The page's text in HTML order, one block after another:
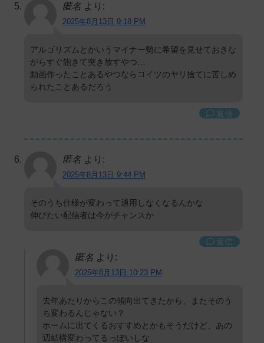
匿名 より:
2025年8月13日 9:18 PM
アルゴリズムとかいうマイナー勢に希望を見せておきな
がらすぐ飽きて突き放すやつ…
動画作ったことあるやつならコイツのヤリ捨てに苦しめ
られたことあるだろう
返信
匿名 より:
2025年8月13日 9:44 PM
そのうち仕様が変わって通用しなくなるんかな
伸びたい配信者は今がチャンスか
返信
匿名 より:
2025年8月13日 10:23 PM
去年あたりからこの傾向出てきたから、またそのう
ち変わるんじゃない？
ホームに出てくるおすすめとかもそうだけど、あの
辺結構変わってるっぽいしな